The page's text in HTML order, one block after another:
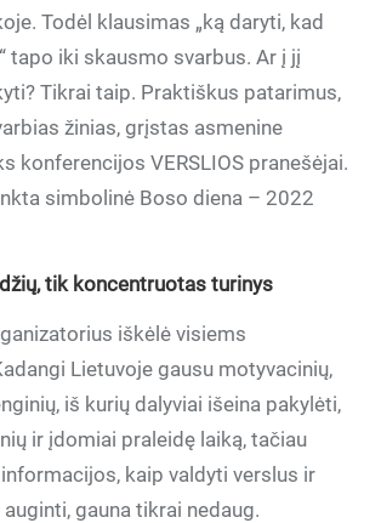
Todėl klausimas „ką daryti, kad
tapo iki skausmo svarbus. Ar į jį
Tikrai taip. Praktiškus patarimus,
žinias, grįstas asmenine
konferencijos VERSLIOS pranešėjai.
simbolinė Boso diena – 2022
tik koncentruotas turinys
iškėlė visiems
Lietuvoje gausu motyvacinių,
iš kurių dalyviai išeina pakylėti,
ir įdomiai praleidę laiką, tačiau
kaip valdyti verslus ir
gauna tikrai nedaug.